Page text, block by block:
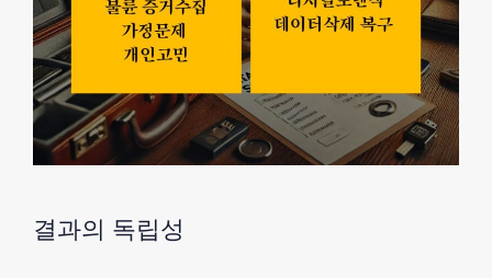
결과의 독립성